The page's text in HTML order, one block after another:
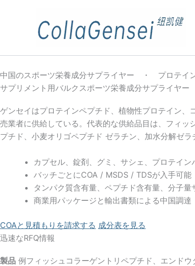
中国のスポーツ栄養成分サプライヤー ・ プロテイ
サプリメント用バルクスポーツ栄養成分サプライヤー
ゲンセイはプロテインペプチド、植物性プロテイン
売業者に供給している。代表的な供給品目は、フィ
プチド、小麦オリゴペプチド ゼラチン、加水分解ゼ
カプセル、錠剤、グミ、サシェ、プロテイン
バッチごとにCOA / MSDS / TDSが入手可能
タンパク質含有量、ペプチド含有量、分子量
商業用パッケージと輸出書類による中国調達
COAと見積もりを請求する 成分表を見る
迅速なRFQ情報
製品 例フィッシュコラーゲントリペプチド、エンド